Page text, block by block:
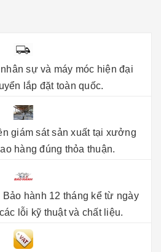
sự và máy móc hiện đại
lắp đặt toàn quốc.
giám sát sản xuất tại xưởng
hàng đúng thỏa thuận.
hành 12 tháng kể từ ngày
lỗi kỹ thuật và chất liệu.